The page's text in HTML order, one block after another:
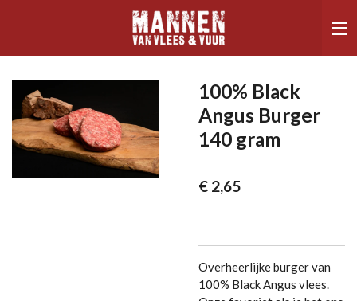
100% Black
Angus Burger
140 gram
€ 2,65
Overheerlijke burger van
100% Black Angus vlees.